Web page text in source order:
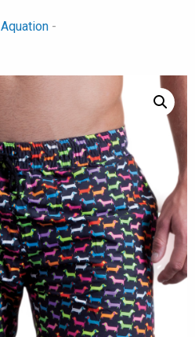
Aquation -